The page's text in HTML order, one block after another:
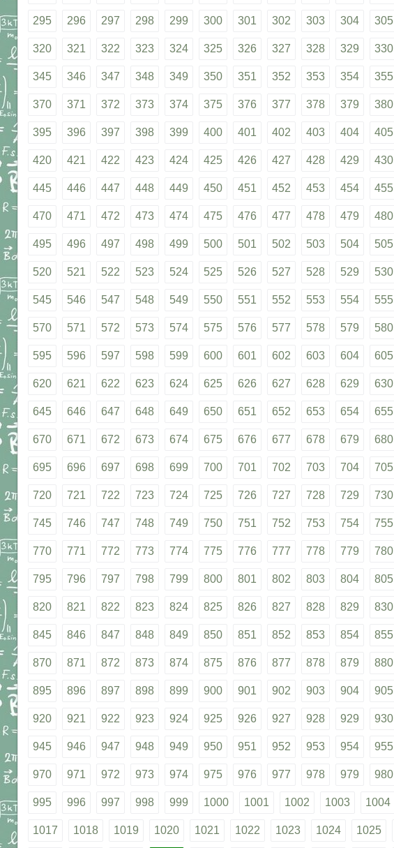
295 296 297 298 299 300 301 302 303 304 305
320 321 322 323 324 325 326 327 328 329 330
345 346 347 348 349 350 351 352 353 354 355
370 371 372 373 374 375 376 377 378 379 380
395 396 397 398 399 400 401 402 403 404 405
420 421 422 423 424 425 426 427 428 429 430
445 446 447 448 449 450 451 452 453 454 455
470 471 472 473 474 475 476 477 478 479 480
495 496 497 498 499 500 501 502 503 504 505
520 521 522 523 524 525 526 527 528 529 530
545 546 547 548 549 550 551 552 553 554 555
570 571 572 573 574 575 576 577 578 579 580
595 596 597 598 599 600 601 602 603 604 605
620 621 622 623 624 625 626 627 628 629 630
645 646 647 648 649 650 651 652 653 654 655
670 671 672 673 674 675 676 677 678 679 680
695 696 697 698 699 700 701 702 703 704 705
720 721 722 723 724 725 726 727 728 729 730
745 746 747 748 749 750 751 752 753 754 755
770 771 772 773 774 775 776 777 778 779 780
795 796 797 798 799 800 801 802 803 804 805
820 821 822 823 824 825 826 827 828 829 830
845 846 847 848 849 850 851 852 853 854 855
870 871 872 873 874 875 876 877 878 879 880
895 896 897 898 899 900 901 902 903 904 905
920 921 922 923 924 925 926 927 928 929 930
945 946 947 948 949 950 951 952 953 954 955
970 971 972 973 974 975 976 977 978 979 980
995 996 997 998 999 1000 1001 1002 1003 1004
1017 1018 1019 1020 1021 1022 1023 1024 1025